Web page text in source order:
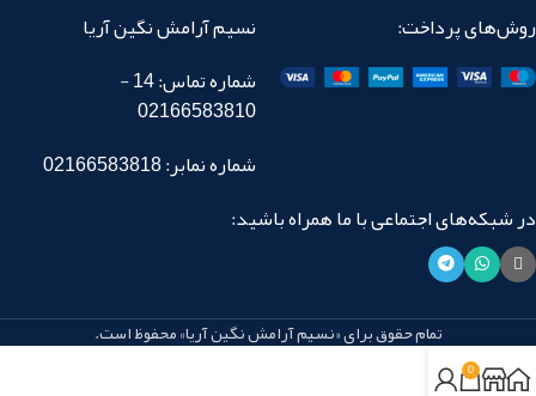
روش‌های پرداخت:
نسیم آرامش نگین آریا
شماره تماس: 14 -
02166583810
شماره نمابر: 02166583818
در شبکه‌های اجتماعی با ما همراه باشید:
تمام حقوق برای «نسیم آرامش نگین آریا» محفوظ است.
0